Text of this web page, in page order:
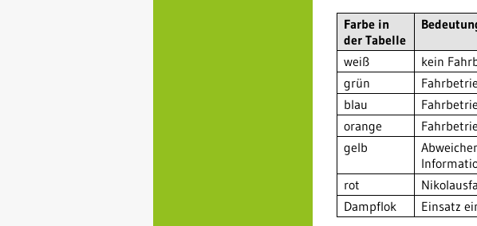
Farbe in
der Tabelle
weiß
kein
grün
blau
orange
gelb
rot
Dampflok
Einsatz